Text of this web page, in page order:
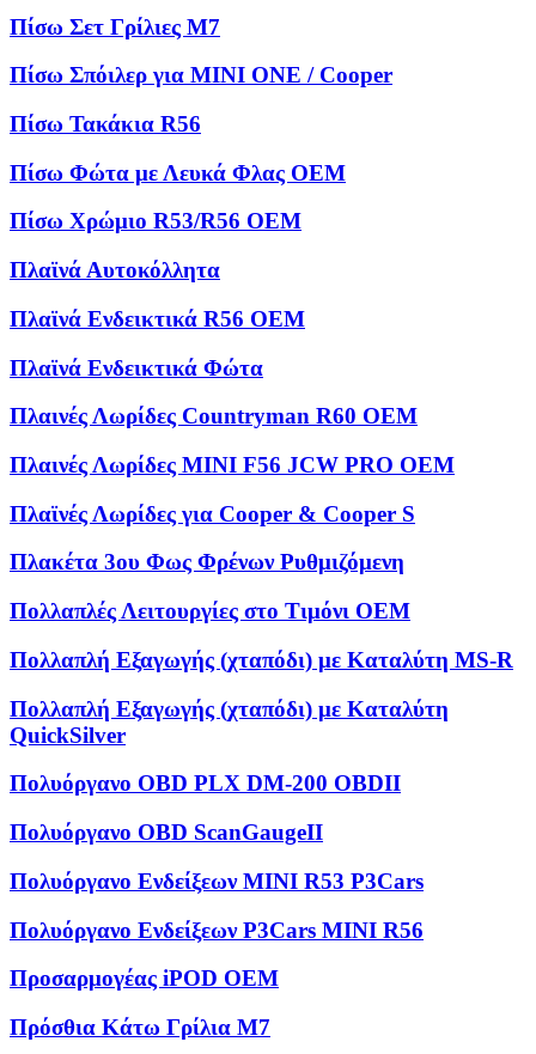
Πίσω Σετ Γρίλιες M7
Πίσω Σπόιλερ για MINI ONE / Cooper
Πίσω Τακάκια R56
Πίσω Φώτα με Λευκά Φλας OEM
Πίσω Χρώμιο R53/R56 OEM
Πλαϊνά Αυτοκόλλητα
Πλαϊνά Ενδεικτικά R56 OEM
Πλαϊνά Ενδεικτικά Φώτα
Πλαινές Λωρίδες Countryman R60 OEM
Πλαινές Λωρίδες MINI F56 JCW PRO OEM
Πλαϊνές Λωρίδες για Cooper & Cooper S
Πλακέτα 3ου Φως Φρένων Ρυθμιζόμενη
Πολλαπλές Λειτουργίες στο Τιμόνι OEM
Πολλαπλή Εξαγωγής (χταπόδι) με Καταλύτη MS-R
Πολλαπλή Εξαγωγής (χταπόδι) με Καταλύτη
QuickSilver
Πολυόργανο OBD PLX DM-200 OBDII
Πολυόργανο OBD ScanGaugeII
Πολυόργανο Ενδείξεων MINI R53 P3Cars
Πολυόργανο Ενδείξεων P3Cars MINI R56
Προσαρμογέας iPOD OEM
Πρόσθια Κάτω Γρίλια M7